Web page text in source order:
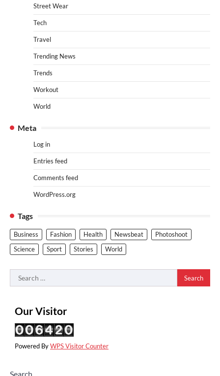
Street Wear
Tech
Travel
Trending News
Trends
Workout
World
Meta
Log in
Entries feed
Comments feed
WordPress.org
Tags
Business Fashion Health Newsbeat
Photoshoot
Science
Sport Stories World
Search
for:
Our Visitor
Powered ByWPS Visitor Counter
Search